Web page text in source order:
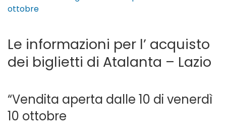
ottobre
Le informazioni per l’ acquisto
dei biglietti di Atalanta – Lazio
“Vendita aperta dalle 10 di venerdì
10 ottobre